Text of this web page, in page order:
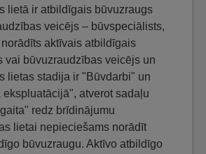
lietā ir atbildīgais būvuzraugs
veicējs – būvspeciālists,
aktīvais atbildīgais
vai būvuzraudzības veicējs un
lietas stadija ir "Būvdarbi" un
atverot sadaļu
redz brīdinājumu
lietai nepieciešams norādīt
būvuzraugu. Aktīvo atbildīgo